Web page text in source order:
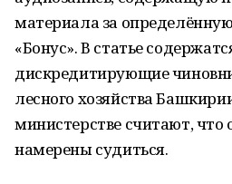
материала за определённую
«Бонус». В статье
дискредитирующие
лесного хозяйства
министерстве считают, что
намерены судиться.